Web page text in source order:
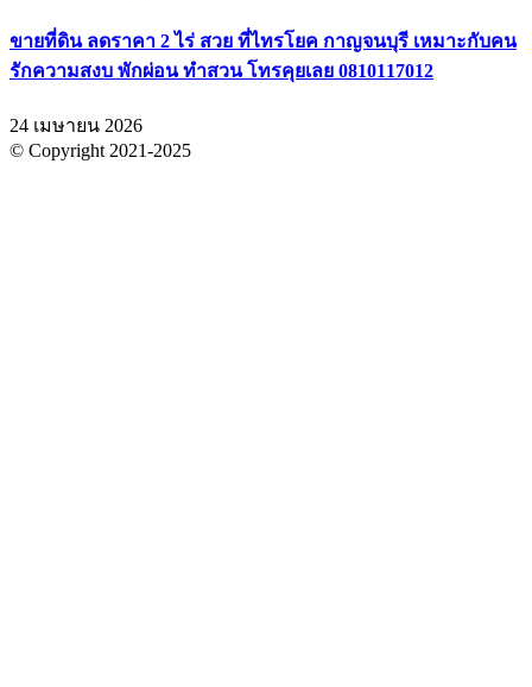
ขายที่ดิน ลดราคา 2 ไร่ สวย ที่ไทรโยค กาญจนบุรี เหมาะกับคน
รักความสงบ พักผ่อน ทำสวน โทรคุยเลย 0810117012
24 เมษายน 2026
© Copyright 2021-2025